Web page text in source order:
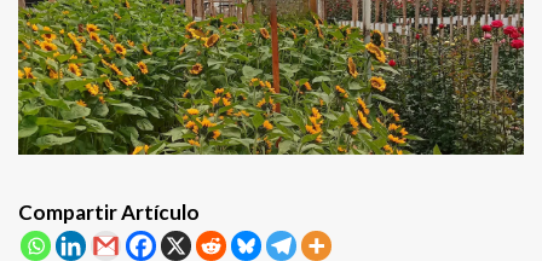
Compartir Artículo